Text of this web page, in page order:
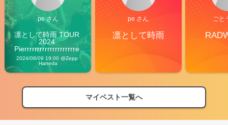
pe さん
凛として時雨 TOUR
2024
Pierrrrrrrrrrrrrrrrrrrre
Vibes
2024/08/09 19:00 @Zepp
Haneda
pe さん
凛として時雨
ごと
マイベスト一覧へ
【フェス特集2026】フェス情報はここから！
【ライブ動員ランキング】2026年上半期編発表！